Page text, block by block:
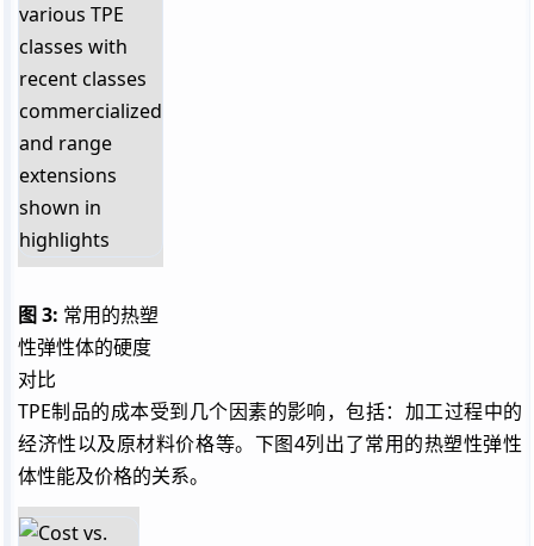
图 3: 常用的热塑
性弹性体的硬度
对比
TPE制品的成本受到几个因素的影响，包括：加工过程中的
经济性以及原材料价格等。下图4列出了常用的热塑性弹性
体性能及价格的关系。